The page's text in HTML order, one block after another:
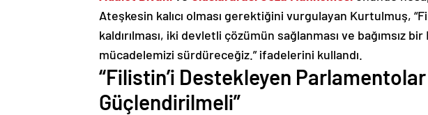
Ateşkesin kalıcı olması gerektiğini vurgulayan Kurtulmuş,
kaldırılması, iki devletli çözümün sağlanması ve bağımsız
mücadelemizi sürdüreceğiz.” ifadelerini kullandı.
“Filistin’i Destekleyen
Güçlendirilmeli”